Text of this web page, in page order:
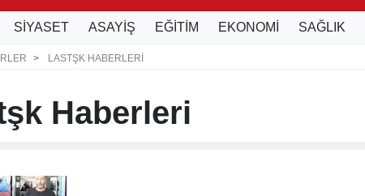
SİYASET ASAYİŞ EĞİTİM EKONOMİ SAĞLIK
LASTŞK HABERLERI
Haberleri